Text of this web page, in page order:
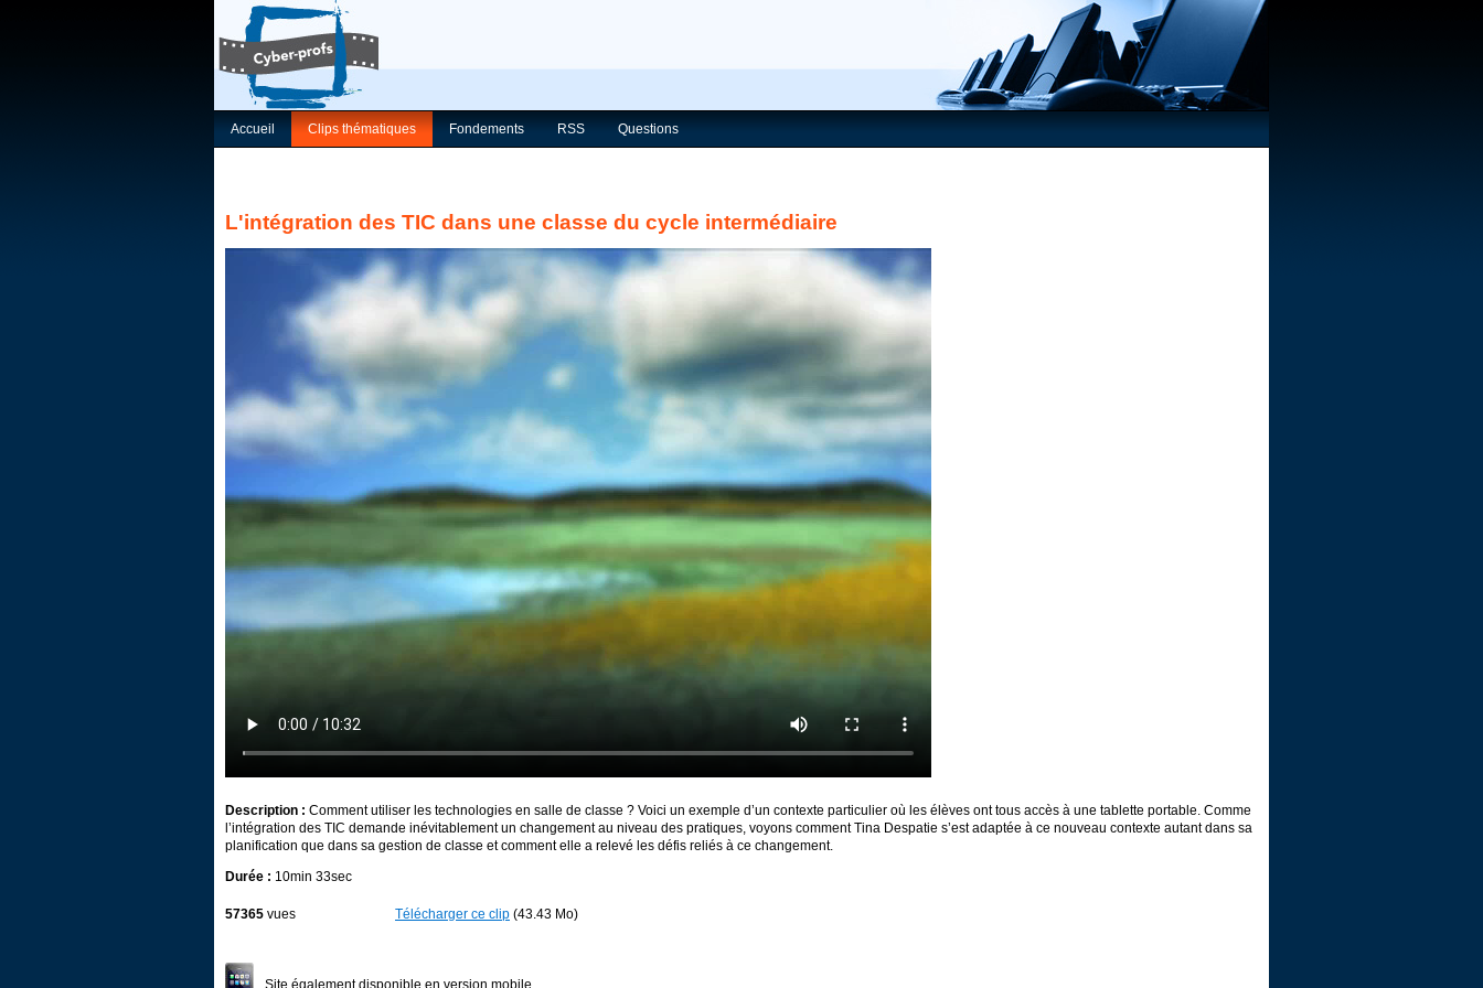
Accueil Clips thématiques Fondements RSS Questions
L'intégration des TIC dans une classe du cycle intermédiaire
Description : Comment utiliser les technologies en salle de classe ? Voici un exemple d’un contexte particulier où les élèves ont tous accès à une tablette portable. Comme
l’intégration des TIC demande inévitablement un changement au niveau des pratiques, voyons comment Tina Despatie s’est adaptée à ce nouveau contexte autant dans sa
planification que dans sa gestion de classe et comment elle a relevé les défis reliés à ce changement.
Durée : 10min 33sec
57365 vues Télécharger ce clip (43.43 Mo)
Site également disponible en version mobile.